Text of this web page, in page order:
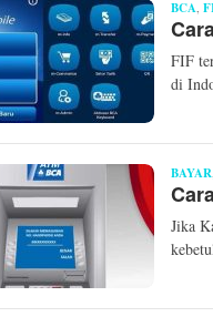
BCA
FIF
di
BAYAR
Jika